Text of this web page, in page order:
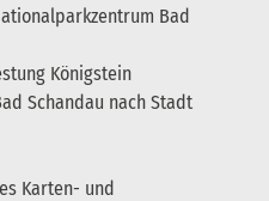
Bad
Königstein
Schandau nach Stadt
Karten- und